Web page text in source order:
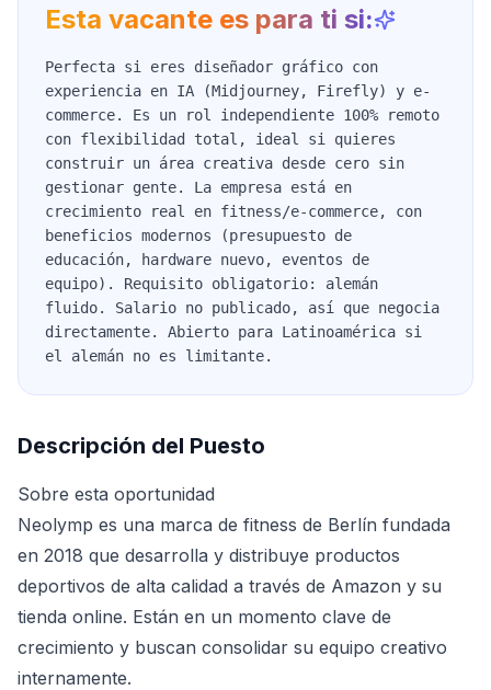
Esta vacante es para ti si:
Perfecta si eres diseñador gráfico con
experiencia en IA (Midjourney, Firefly) y e-
commerce. Es un rol independiente 100% remoto
con flexibilidad total, ideal si quieres
construir un área creativa desde cero sin
gestionar gente. La empresa está en
crecimiento real en fitness/e-commerce, con
beneficios modernos (presupuesto de
educación, hardware nuevo, eventos de
equipo). Requisito obligatorio: alemán
fluido. Salario no publicado, así que negocia
directamente. Abierto para Latinoamérica si
el alemán no es limitante.
Descripción del Puesto
Sobre esta oportunidad
Neolymp es una marca de fitness de Berlín fundada
en 2018 que desarrolla y distribuye productos
deportivos de alta calidad a través de Amazon y su
tienda online. Están en un momento clave de
crecimiento y buscan consolidar su equipo creativo
internamente.